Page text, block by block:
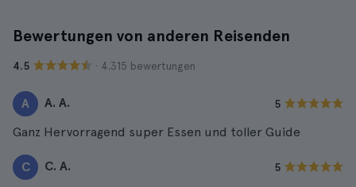
Bewertungen von anderen Reisenden
4.5 · 4.315 bewertungen
A A. A. 5
Ganz Hervorragend super Essen und toller Guide
C C. A. 5